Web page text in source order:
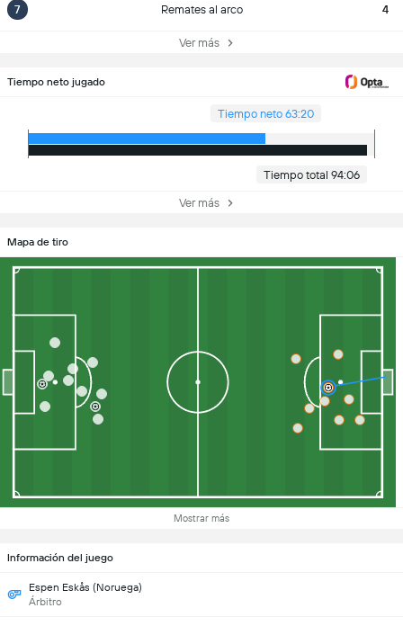
7 Remates al arco 4
Ver más
Tiempo neto jugado
Tiempo neto 63:20
Tiempo total 94:06
Ver más
Mapa de tiro
Mostrar más
Información del juego
Espen Eskås (Noruega)
Árbitro